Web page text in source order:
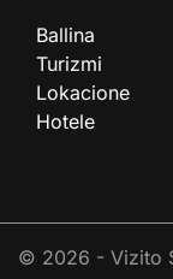
Ballina
Turizmi
Lokacione
Hotele
© 2026 - Vizito